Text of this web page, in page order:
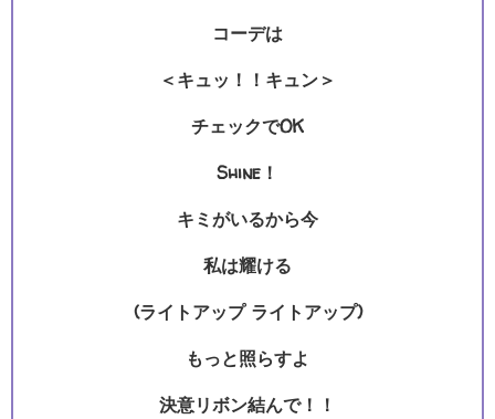
コーデは
＜キュッ！！キュン＞
チェックでOK
Shine！
キミがいるから今
私は耀ける
(ライトアップ ライトアップ)
もっと照らすよ
決意リボン結んで！！